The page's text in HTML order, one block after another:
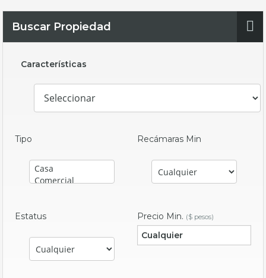
Buscar Propiedad
Características
Tipo Recámaras Min
Estatus Precio Min. ($ pesos)